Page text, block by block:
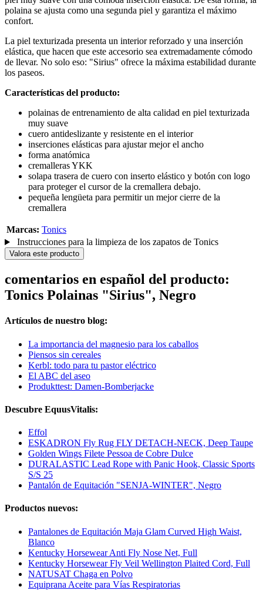
polaina se ajusta como una segunda piel y garantiza el máximo
confort.
La piel texturizada presenta un interior reforzado y una inserción
elástica, que hacen que este accesorio sea extremadamente cómodo
de llevar. No solo eso: "Sirius" ofrece la máxima estabilidad durante
los paseos.
Características del producto:
polainas de entrenamiento de alta calidad en piel texturizada
muy suave
cuero antideslizante y resistente en el interior
inserciones elásticas para ajustar mejor el ancho
forma anatómica
cremalleras YKK
solapa trasera de cuero con inserto elástico y botón con logo
para proteger el cursor de la cremallera debajo.
pequeña lengüeta para permitir un mejor cierre de la
cremallera
Marcas: Tonics
Instrucciones para la limpieza de los zapatos de Tonics
Valora este producto
comentarios en español del producto:
Tonics Polainas "Sirius", Negro
Artículos de nuestro blog:
La importancia del magnesio para los caballos
Piensos sin cereales
Kerbl: todo para tu pastor eléctrico
El ABC del aseo
Produkttest: Damen-Bomberjacke
Descubre EquusVitalis:
Effol
ESKADRON Fly Rug FLY DETACH-NECK, Deep Taupe
Golden Wings Filete Pessoa de Cobre Dulce
DURALASTIC Lead Rope with Panic Hook, Classic Sports
S/S 25
Pantalón de Equitación "SENJA-WINTER", Negro
Productos nuevos:
Pantalones de Equitación Maja Glam Curved High Waist,
Blanco
Kentucky Horsewear Anti Fly Nose Net, Full
Kentucky Horsewear Fly Veil Wellington Plaited Cord, Full
NATUSAT Chaga en Polvo
Equiprana Aceite para Vías Respiratorias